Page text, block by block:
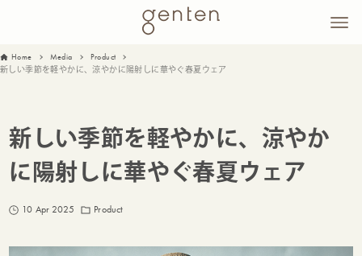
Home Media
Product
新しい季節を軽やかに、涼やかに陽射しに華やぐ春夏ウェア
新しい季節を軽やかに、涼やか
に陽射しに華やぐ春夏ウェア
10 Apr 2025 Product